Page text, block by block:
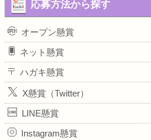
応募方法から探す
オープン懸賞
ネット懸賞
ハガキ懸賞
X懸賞（Twitter）
LINE懸賞
Instagram懸賞